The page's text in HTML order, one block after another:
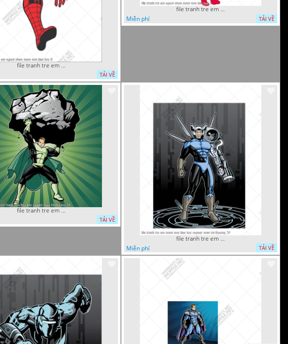
file tranh tre em nguoi nhen mam non tieu hoc 8
TẢI VỀ
file tranh tre em nguoi nhen mam non tieu hoc 5
Miễn phí
TẢI VỀ
file tranh tre em mam non tieu hoc supper man toi thuong 35
TẢI VỀ
file tranh tre em mam non tieu hoc supper man toi thuong 29
Miễn phí
TẢI VỀ